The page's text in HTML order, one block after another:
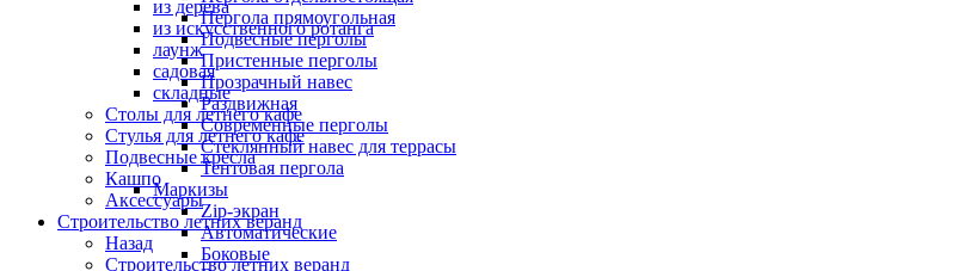
Пергола прямоугольная
Подвесные перголы
Пристенные перголы
Прозрачный навес
Раздвижная
Современные перголы
Стеклянный навес для террасы
Тентовая пергола
Маркизы
Zip-экран
Автоматические
Боковые
из дерева
из искусственного ротанга
лаунж
садовая
складные
Столы для летнего кафе
Стулья для летнего кафе
Подвесные кресла
Кашпо
Аксессуары
Строительство летних веранд
Назад
Строительство летних веранд